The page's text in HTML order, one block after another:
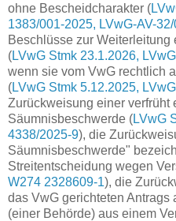
ohne Bescheidcharakter (
1383/001-2025, LVwG-AV-
Beschlüsse zur
(LVwG Stmk 23.1.2026,
wenn sie vom VwG rechtlich
(LVwG Stmk 5.12.2025,
Zurückweisung einer verfrüht
Säumnisbeschwerde (LVwG
4338/2025-9), die
Säumnisbeschwerde"
Streitentscheidung wegen
W274 2328609-1), die
das VwG gerichteten Antrags
(einer Behörde) aus einem